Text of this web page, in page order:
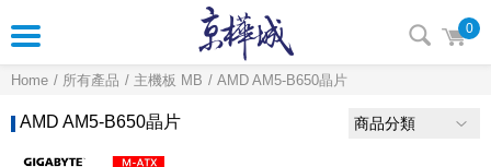
0
Home 所有產品 主機板 MB AMD AM5-B650晶片
AMD AM5-B650晶片 商品分類